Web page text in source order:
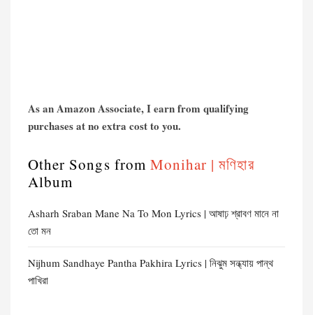
As an Amazon Associate, I earn from qualifying
purchases at no extra cost to you.
Other Songs from Monihar | মণিহার
Album
Asharh Sraban Mane Na To Mon Lyrics | আষাঢ় শ্রাবণ মানে না
তো মন
Nijhum Sandhaye Pantha Pakhira Lyrics | নিঝুম সন্ধ্যায় পান্থ
পাখিরা